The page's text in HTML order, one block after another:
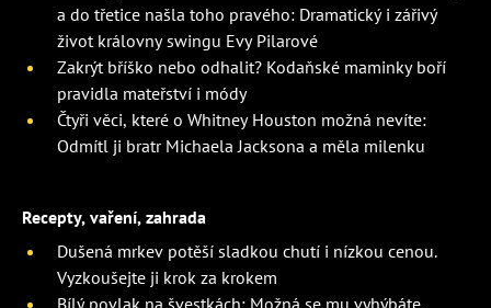
a do třetice našla toho pravého: Dramatický i zářivý
život královny swingu Evy Pilarové
Zakrýt bříško nebo odhalit? Kodaňské maminky boří
pravidla mateřství i módy
Čtyři věci, které o Whitney Houston možná nevíte:
Odmítl ji bratr Michaela Jacksona a měla milenku
Recepty, vaření, zahrada
Dušená mrkev potěší sladkou chutí i nízkou cenou.
Vyzkoušejte ji krok za krokem
Bílý povlak na švestkách: Možná se mu vyhýbáte.